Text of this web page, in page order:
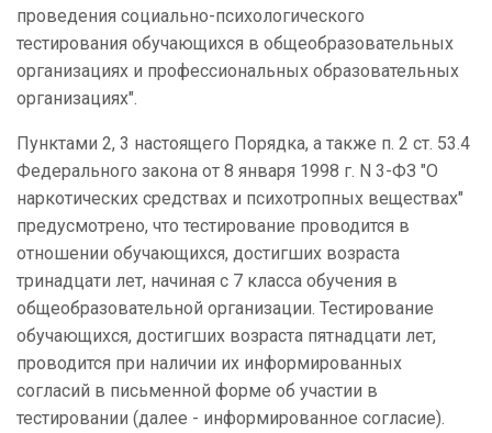
проведения социально-психологического
тестирования обучающихся в общеобразовательных
организациях и профессиональных образовательных
организациях".
Пунктами 2, 3 настоящего Порядка, а также п. 2 ст. 53.4
Федерального закона от 8 января 1998 г. N 3-ФЗ "О
наркотических средствах и психотропных веществах"
предусмотрено, что тестирование проводится в
отношении обучающихся, достигших возраста
тринадцати лет, начиная с 7 класса обучения в
общеобразовательной организации. Тестирование
обучающихся, достигших возраста пятнадцати лет,
проводится при наличии их информированных
согласий в письменной форме об участии в
тестировании (далее - информированное согласие).